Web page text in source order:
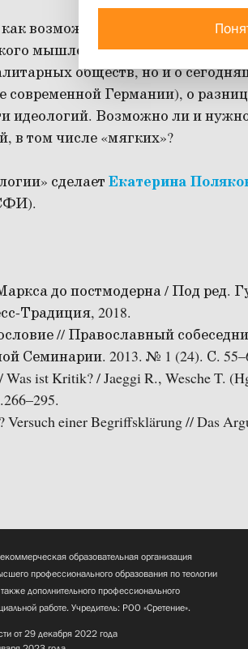
возможна критика идеологий и
мышления? Речь пойдет не
обществ, но и о
современной Германии), о
идеологий. Возможно ли и
в том числе «мягких»?
сделает Екатерина
до постмодерна / Под ред.
Традиция, 2018.
// Православный
Семинарии. 2013. № 1 (24). С.
ist Kritik? / Jaeggi R., Wesche T.
Versuch einer Begriffsklärung // Das
образовательная организация
профессионального образования по теологии
дополнительного профессионального
работе. Учредитель: РОО «Сретение».
от 29 декабря 2022 года